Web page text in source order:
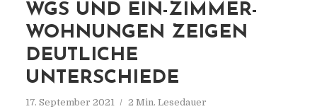
WGS UND EIN-ZIMMER-
WOHNUNGEN ZEIGEN
DEUTLICHE
UNTERSCHIEDE
17. September 2021 2 Min. Lesedauer